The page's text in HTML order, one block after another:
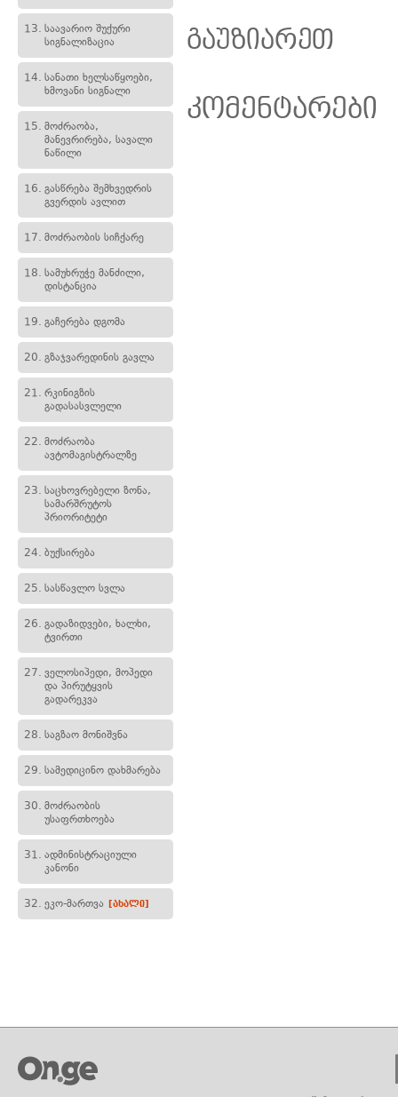
13. საავარიო შუქური
სიგნალიზაცია
14. სანათი ხელსაწყოები,
ხმოვანი სიგნალი
15. მოძრაობა,
მანევრირება, სავალი
ნაწილი
16. გასწრება შემხვედრის
გვერდის ავლით
17. მოძრაობის სიჩქარე
18. სამუხრუჭე მანძილი,
დისტანცია
19. გაჩერება დგომა
20. გზაჯვარედინის გავლა
21. რკინიგზის
გადასასვლელი
22. მოძრაობა
ავტომაგისტრალზე
23. საცხოვრებელი ზონა,
სამარშრუტოს
პრიორიტეტი
24. ბუქსირება
25. სასწავლო სვლა
26. გადაზიდვები, ხალხი,
ტვირთი
27. ველოსიპედი, მოპედი
და პირუტყვის
გადარეკვა
28. საგზაო მონიშვნა
29. სამედიცინო დახმარება
30. მოძრაობის
უსაფრთხოება
31. ადმინისტრაციული
კანონი
32. ეკო-მართვა [ახალი]
გაუზიარეთ
კომენტარები